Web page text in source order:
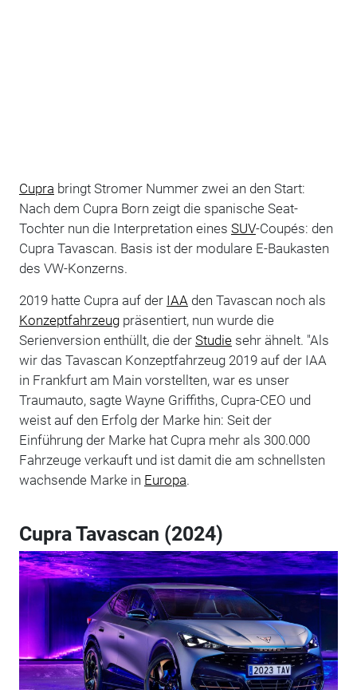
Cupra bringt Stromer Nummer zwei an den Start:
Nach dem Cupra Born zeigt die spanische Seat-
Tochter nun die Interpretation eines SUV-Coupés: den
Cupra Tavascan. Basis ist der modulare E-Baukasten
des VW-Konzerns.
2019 hatte Cupra auf der IAA den Tavascan noch als
Konzeptfahrzeugpräsentiert, nun wurde die
Serienversion enthüllt, die der Studiesehr ähnelt. "Als
wir das Tavascan Konzeptfahrzeug 2019 auf der IAA
in Frankfurt am Main vorstellten, war es unser
Traumauto, sagte Wayne Griffiths, Cupra-CEO und
weist auf den Erfolg der Marke hin: Seit der
Einführung der Marke hat Cupra mehr als 300.000
Fahrzeuge verkauft und ist damit die am schnellsten
wachsende Marke in Europa.
Cupra Tavascan (2024)